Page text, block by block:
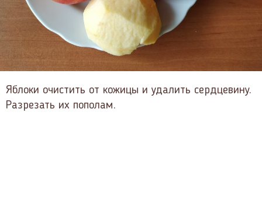
Яблоки очистить от кожицы и удалить сердцевину.
Разрезать их пополам.